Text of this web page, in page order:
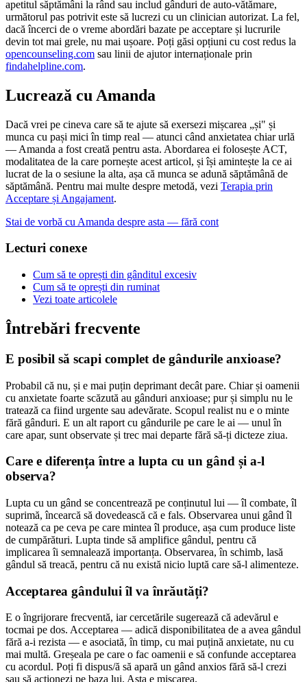
apetitul săptămâni la rând sau includ gânduri de auto-vătămare,
următorul pas potrivit este să lucrezi cu un clinician autorizat. La fel,
dacă încerci de o vreme abordări bazate pe acceptare și lucrurile
devin tot mai grele, nu mai ușoare. Poți găsi opțiuni cu cost redus la
opencounseling.com sau linii de ajutor internaționale prin
findahelpline.com.
Lucrează cu Amanda
Dacă vrei pe cineva care să te ajute să exersezi mișcarea „și" și
munca cu pași mici în timp real — atunci când anxietatea chiar urlă
— Amanda a fost creată pentru asta. Abordarea ei folosește ACT,
modalitatea de la care pornește acest articol, și își amintește la ce ai
lucrat de la o sesiune la alta, așa că munca se adună săptămână de
săptămână. Pentru mai multe despre metodă, vezi Terapia prin
Acceptare și Angajament.
Stai de vorbă cu Amanda despre asta — fără cont
Lecturi conexe
Cum să te oprești din gânditul excesiv
Cum să te oprești din ruminat
Vezi toate articolele
Întrebări frecvente
E posibil să scapi complet de gândurile anxioase?
Probabil că nu, și e mai puțin deprimant decât pare. Chiar și oamenii
cu anxietate foarte scăzută au gânduri anxioase; pur și simplu nu le
tratează ca fiind urgente sau adevărate. Scopul realist nu e o minte
fără gânduri. E un alt raport cu gândurile pe care le ai — unul în
care apar, sunt observate și trec mai departe fără să-ți dicteze ziua.
Care e diferența între a lupta cu un gând și a-l
observa?
Lupta cu un gând se concentrează pe conținutul lui — îl combate, îl
suprimă, încearcă să dovedească că e fals. Observarea unui gând îl
notează ca pe ceva pe care mintea îl produce, așa cum produce liste
de cumpărături. Lupta tinde să amplifice gândul, pentru că
implicarea îi semnalează importanța. Observarea, în schimb, lasă
gândul să treacă, pentru că nu există nicio luptă care să-l alimenteze.
Acceptarea gândului îl va înrăutăți?
E o îngrijorare frecventă, iar cercetările sugerează că adevărul e
tocmai pe dos. Acceptarea — adică disponibilitatea de a avea gândul
fără a-i rezista — e asociată, în timp, cu mai puțină anxietate, nu cu
mai multă. Greșeala pe care o fac oamenii e să confunde acceptarea
cu acordul. Poți fi dispus/ă să apară un gând anxios fără să-l crezi
sau să acționezi pe baza lui. Asta e mișcarea.